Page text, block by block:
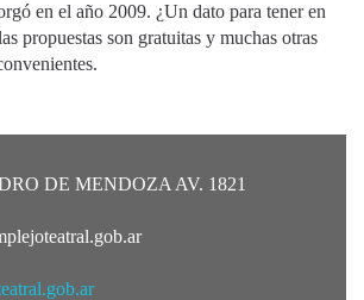
en el año 2009. ¿Un dato para tener en
propuestas son gratuitas y muchas otras
DE MENDOZA AV. 1821